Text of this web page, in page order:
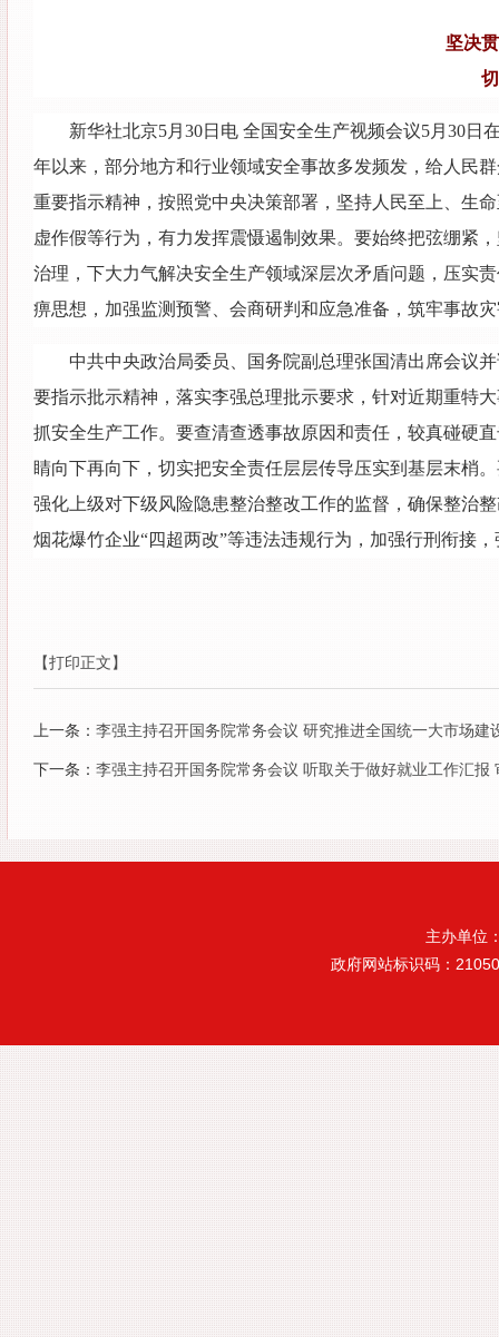
坚决
新华社北京5月30日电 全国安全生产视频会议5月30
年以来，部分地方和行业领域安全事故多发频发，给人民
重要指示精神，按照党中央决策部署，坚持人民至上、生
虚作假等行为，有力发挥震慑遏制效果。要始终把弦绷紧
治理，下大力气解决安全生产领域深层次矛盾问题，压实
痹思想，加强监测预警、会商研判和应急准备，筑牢事故
中共中央政治局委员、国务院副总理张国清出席会议
要指示批示精神，落实李强总理批示要求，针对近期重特
抓安全生产工作。要查清查透事故原因和责任，较真碰硬
睛向下再向下，切实把安全责任层层传导压实到基层末梢
强化上级对下级风险隐患整治整改工作的监督，确保整治
烟花爆竹企业“四超两改”等违法违规行为，加强行刑衔接
【打印正文】
上一条： 李强主持召开国务院常务会议 研究推进全国统一大市场建
下一条： 李强主持召开国务院常务会议 听取关于做好就业工作汇报
主办单位
政府网站标识码：